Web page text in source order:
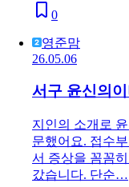
0
영준맘
26.05.06
서구 윤신의
지인의 소개로
문했어요. 접수
서 증상을 꼼꼼
갔습니다. 단순…